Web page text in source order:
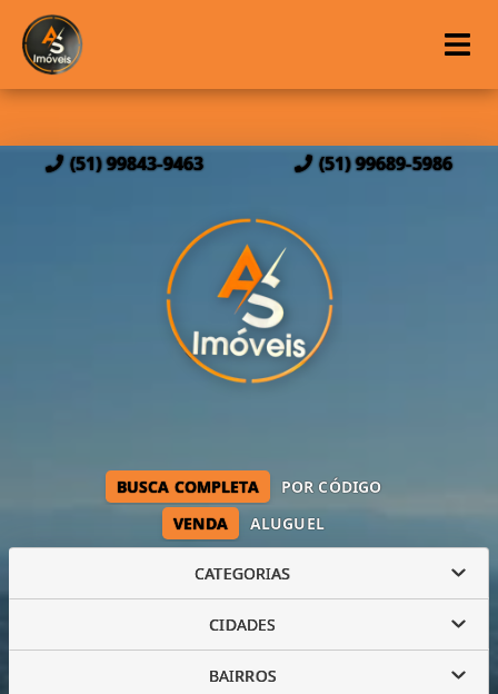
(51) 99843-9463 (51) 99689-5986
VENDA ALUGUEL
BUSCA COMPLETA POR CÓDIGO
CATEGORIAS
CIDADES
BAIRROS